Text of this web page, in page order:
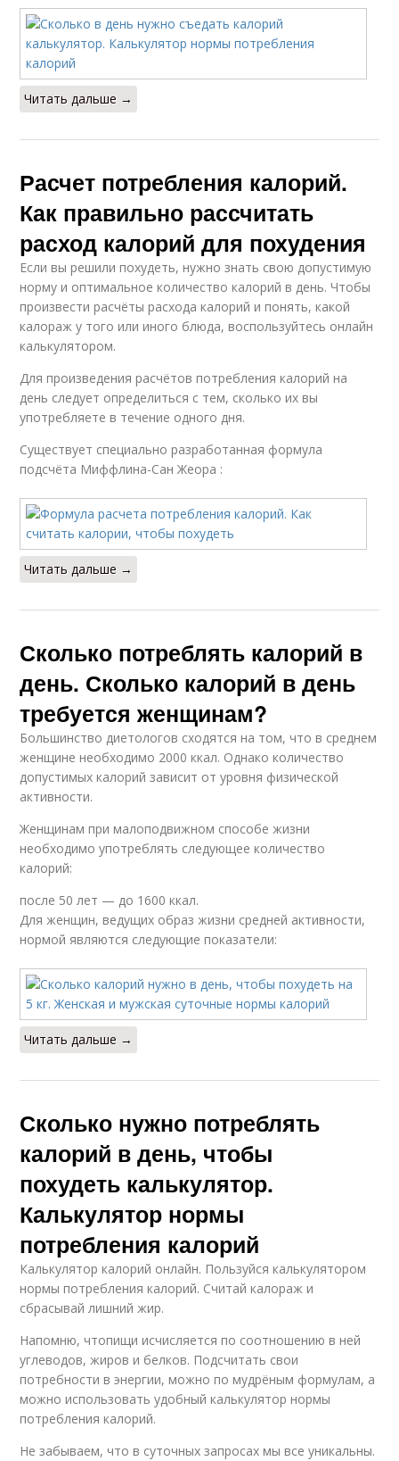
Читать дальше →
Расчет потребления калорий.
Как правильно рассчитать
расход калорий для похудения
Если вы решили похудеть, нужно знать свою допустимую
норму и оптимальное количество калорий в день. Чтобы
произвести расчёты расхода калорий и понять, какой
калораж у того или иного блюда, воспользуйтесь онлайн
калькулятором.
Для произведения расчётов потребления калорий на
день следует определиться с тем, сколько их вы
употребляете в течение одного дня.
Существует специально разработанная формула
подсчёта Миффлина-Сан Жеора :
Читать дальше →
Сколько потреблять калорий в
день. Сколько калорий в день
требуется женщинам?
Большинство диетологов сходятся на том, что в среднем
женщине необходимо 2000 ккал. Однако количество
допустимых калорий зависит от уровня физической
активности.
Женщинам при малоподвижном способе жизни
необходимо употреблять следующее количество
калорий:
после 50 лет — до 1600 ккал.
Для женщин, ведущих образ жизни средней активности,
нормой являются следующие показатели:
Читать дальше →
Сколько нужно потреблять
калорий в день, чтобы
похудеть калькулятор.
Калькулятор нормы
потребления калорий
Калькулятор калорий онлайн. Пользуйся калькулятором
нормы потребления калорий. Считай калораж и
сбрасывай лишний жир.
Напомню, чтопищи исчисляется по соотношению в ней
углеводов, жиров и белков. Подсчитать свои
потребности в энергии, можно по мудрёным формулам, а
можно использовать удобный калькулятор нормы
потребления калорий.
Не забываем, что в суточных запросах мы все уникальны.